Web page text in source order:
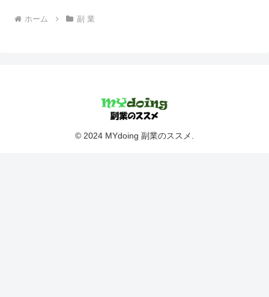
ホーム 副 業
© 2024 MYdoing 副業のススメ.